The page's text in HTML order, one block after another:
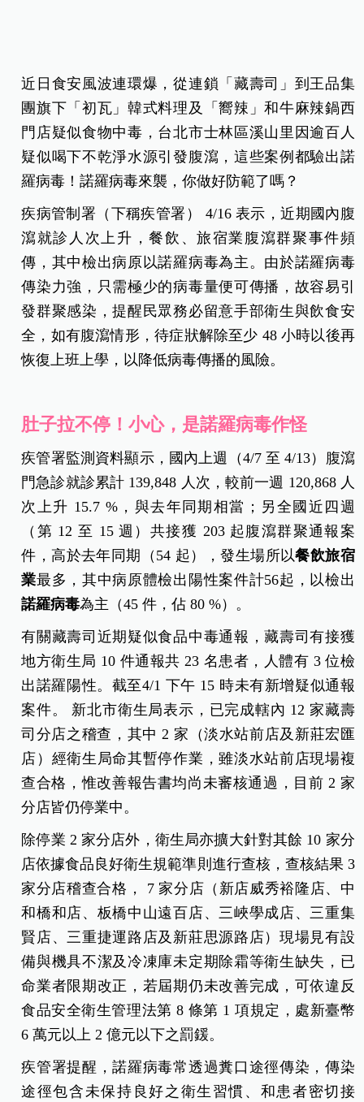
近日食安風波連環爆，從連鎖「藏壽司」到王品集
團旗下「初瓦」韓式料理及「嚮辣」和牛麻辣鍋西
門店疑似食物中毒，台北市士林區溪山里因逾百人
疑似喝下不乾淨水源引發腹瀉，這些案例都驗出諾
羅病毒！諾羅病毒來襲，你做好防範了嗎？
瀉就診人次上升，餐飲、旅宿業腹瀉群聚事件頻
傳染力強，只需極少的病毒量便可傳播，故容易引
發群聚感染，提醒民眾務必留意手部衛生與飲食安
全，如有腹瀉情形，待症狀解除至少 48 小時以後再
恢復上班上學，以降低病毒傳播的風險。
肚子拉不停！小心，是諾羅病毒作怪
疾管署監測資料顯示，國內上週（4/7 至 4/13）腹瀉
門急診就診累計 139,848 人次，較前一週 120,868 人
次上升 15.7 %，與去年同期相當；另全國近四週
（第 12 至 15 週）共接獲 203 起腹瀉群聚通報案
件，高於去年同期（54 起），發生場所以餐飲旅宿
業 最多，其中病原體檢出陽性案件計56起，以檢出
諾羅病毒 為主（45 件，佔 80 %）。
有關藏壽司近期疑似食品中毒通報，藏壽司有接獲
地方衛生局 10 件通報共 23 名患者，人體有 3 位檢
出諾羅陽性。截至4/1 下午 15 時未有新增疑似通報
案件。 新北市衛生局表示，已完成轄內 12 家藏壽
司分店之稽查，其中 2 家（淡水站前店及新莊宏匯
店）經衛生局命其暫停作業，雖淡水站前店現場複
查合格，惟改善報告書均尚未審核通過，目前 2 家
分店皆仍停業中。
除停業 2 家分店外，衛生局亦擴大針對其餘 10 家分
店依據食品良好衛生規範準則進行查核，查核結果 3
家分店稽查合格， 7 家分店（新店威秀裕隆店、中
和橋和店、板橋中山遠百店、三峽學成店、三重集